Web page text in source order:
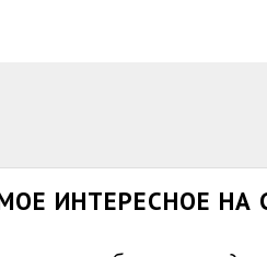
ИНТЕРЕСНОЕ НА